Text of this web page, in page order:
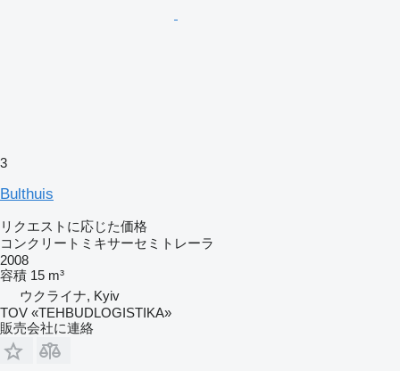
3
Bulthuis
リクエストに応じた価格
コンクリートミキサーセミトレーラ
2008
容積 15 m³
ウクライナ, Kyiv
TOV «TEHBUDLOGISTIKA»
販売会社に連絡